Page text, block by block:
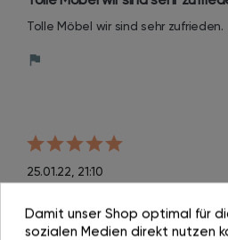
Tolle Möbel wir sind sehr zufrieden.
25.01.22, 21:10
Von Nalan G.
Super Team
Damit unser Shop optimal für
sozialen Medien direkt nutzen